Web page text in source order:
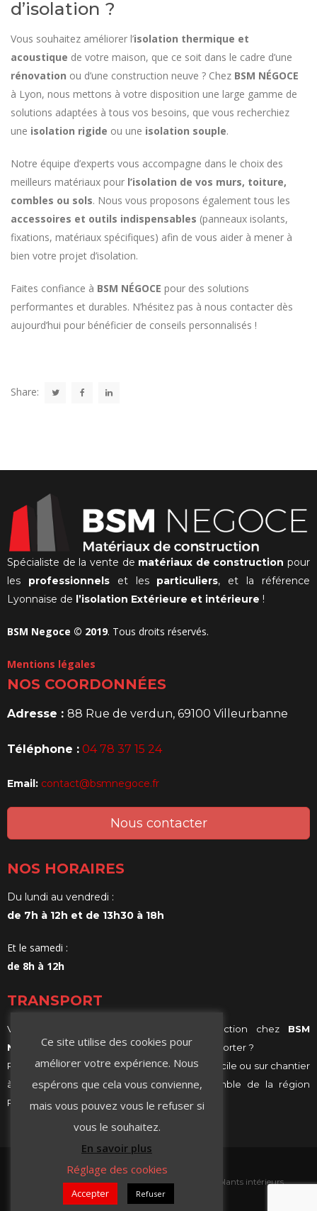
d’isolation ?
Vous souhaitez améliorer l’isolation thermique et
acoustique de votre maison, que ce soit dans le cadre d’une
rénovation ou d’une construction neuve ? Chez BSM NÉGOCE
à Lyon, nous mettons à votre disposition une large gamme de
solutions adaptées à tous vos besoins, que vous recherchiez
une isolation rigide ou une isolation souple.
Notre équipe d’experts vous accompagne dans le choix des
meilleurs matériaux pour l’isolation de vos murs, toiture,
combles ou sols. Nous vous proposons également tous les
accessoires et outils indispensables (panneaux isolants,
fixations, matériaux spécifiques) afin de vous aider à mener à
bien votre projet d’isolation.
Faites confiance à BSM NÉGOCE pour des solutions
performantes et durables. N’hésitez pas à nous contacter dès
aujourd’hui pour bénéficier de conseils personnalisés !
Share:
Spécialiste de la vente de matériaux de construction pour
les professionnelset les particuliers, et la référence
Lyonnaise de l’isolation Extérieure et intérieure !
BSM Negoce © 2019. Tous droits réservés.
Mentions légales
NOS COORDONNÉES
Adresse : 88 Rue de verdun, 69100 Villeurbanne
Téléphone : 04 78 37 15 24
Email: contact@bsmnegoce.fr
Nous contacter
NOS HORAIRES
Du lundi au vendredi :
de 7h à 12h et de 13h30 à 18h
Et le samedi :
de 8h à 12h
TRANSPORT
Vous achetez vos matériaux de construction chez BSM
Negoceet vous ne savez comment les transporter ?
Profitez de notre services de livraison, à domicile ou sur chantier
à Villeurbanne, Lyon ou même sur l’ensemble de la région
Rhône-Alpes.
Contact Isolation extérieure
Isolants intérieurs
Ce site utilise des cookies pour
améliorer votre expérience. Nous
espérons que cela vous convienne,
mais vous pouvez vous le refuser si
vous le souhaitez.
En savoir plus
Réglage des cookies
Accepter Refuser